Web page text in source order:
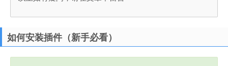
如何安装插件（新手必看）